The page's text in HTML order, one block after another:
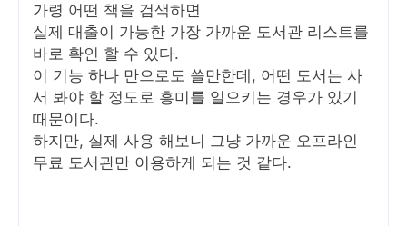
가령 어떤 책을 검색하면
실제 대출이 가능한 가장 가까운 도서관 리스트를
바로 확인 할 수 있다.
이 기능 하나 만으로도 쓸만한데, 어떤 도서는 사
서 봐야 할 정도로 흥미를 일으키는 경우가 있기
때문이다.
하지만, 실제 사용 해보니 그냥 가까운 오프라인
무료 도서관만 이용하게 되는 것 같다.